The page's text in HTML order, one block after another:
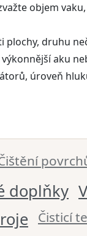
objem
druhu
aku
úroveň
doplňky
Čisticí